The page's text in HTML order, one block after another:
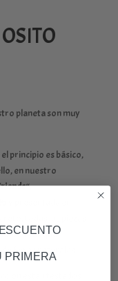
planeta son muy
principio es básico,
en nuestro
“,
bonitas que
fibras naturales.
están testados
PRIMERA